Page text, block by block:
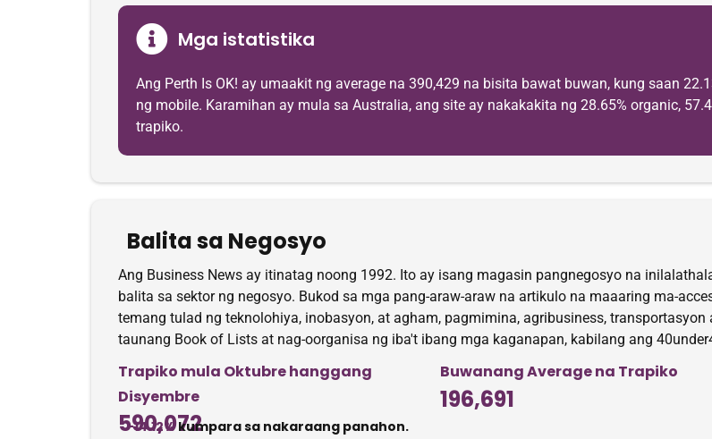
Mga istatistika
Ang Perth Is OK! ay umaakit ng average na 390,429 na bisita bawat buwan, kung saan
ng mobile. Karamihan ay mula sa Australia, ang site ay nakakakita ng 28.65% organic,
trapiko.
Balita sa Negosyo
Ang Business News ay itinatag noong 1992. Ito ay isang magasin pangnegosyo na
balita sa sektor ng negosyo. Bukod sa mga pang-araw-araw na artikulo na maaaring ma-
temang tulad ng teknolohiya, inobasyon, at agham, pagmimina, agribusiness,
taunang Book of Lists at nag-oorganisa ng iba't ibang mga kaganapan, kabilang ang
Trapiko mula Oktubre hanggang
Disyembre
590,072
-14.12%kumpara sa nakaraang panahon.
Buwanang Average na Trapiko
196,691